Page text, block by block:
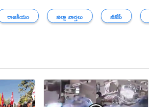
రాజకీయం జిల్లా వార్తలు బీజేపీ